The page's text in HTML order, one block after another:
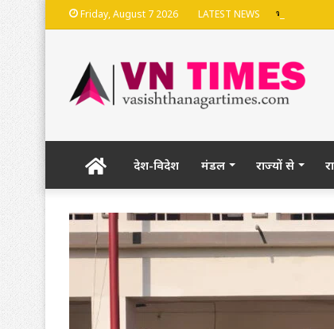
Friday, August 7 2026 LATEST NEWS भदेश्वरनाथ
Homeदेश-विदेश मंडल राज्यों से